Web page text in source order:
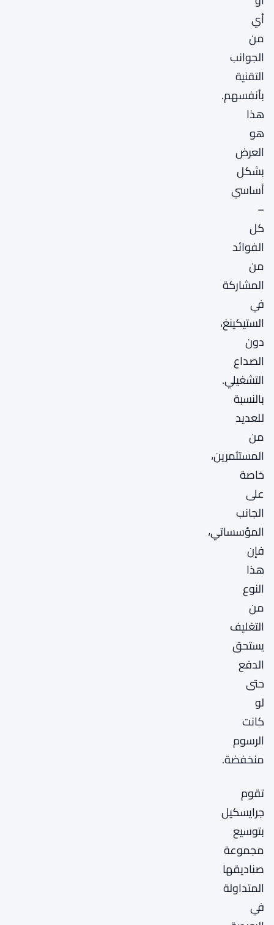
أي
من
الجوانب
التقنية
بأنفسهم.
هذا
هو
العرض
بشكل
أساسي
–
كل
الفوائد
من
المشاركة
في
الستيكينغ،
دون
الصداع
التشغيلي.
بالنسبة
للعديد
من
المستثمرين،
خاصة
على
الجانب
المؤسساتي،
فإن
هذا
النوع
من
التغليف
يستحق
الدفع
حتى
لو
كانت
الرسوم
منخفضة.
تقوم
جرايسكيل
بتوسيع
مجموعة
صناديقها
المتداولة
في